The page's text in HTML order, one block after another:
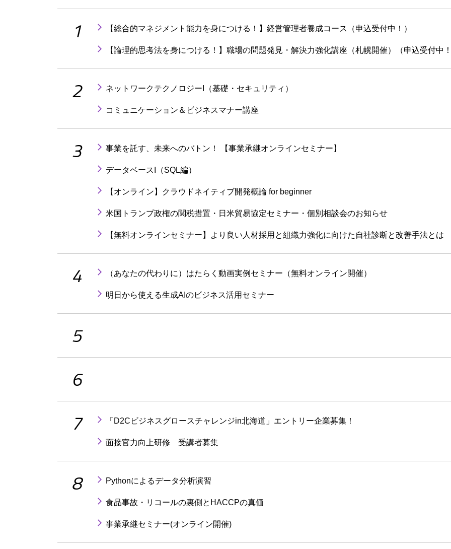
1 【総合的マネジメント能力を身につける！】経営管理者養成コース（申込受付中！）
【論理的思考法を身につける！】職場の問題発見・解決力強化講座（札幌開催）（申込受付中
2 ネットワークテクノロジーI（基礎・セキュリティ）
コミュニケーション＆ビジネスマナー講座
3 事業を託す、未来へのバトン！ 【事業承継オンラインセミナー】
データベースI（SQL編）
【オンライン】クラウドネイティブ開発概論 for beginner
米国トランプ政権の関税措置・日米貿易協定セミナー・個別相談会のお知らせ
【無料オンラインセミナー】より良い人材採用と組織力強化に向けた自社診断と改善手法とは
4 （あなたの代わりに）はたらく動画実例セミナー（無料オンライン開催）
明日から使える生成AIのビジネス活用セミナー
5
6
7
「D2Cビジネスグロースチャレンジin北海道」エントリー企業募集！
面接官力向上研修 受講者募集
8 Pythonによるデータ分析演習
食品事故・リコールの裏側とHACCPの真価
事業承継セミナー(オンライン開催)